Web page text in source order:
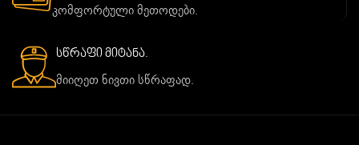
კომფორტული მეთოდები.
სწრაფი მიტანა.
მიიღეთ ნივთი სწრაფად.